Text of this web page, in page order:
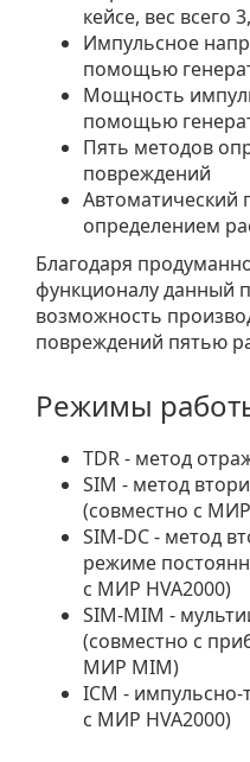
кейсе, вес всего
Импульсное
помощью
Мощность
помощью
Пять методов
повреждений
Автоматический
определением
Благодаря
функционалу данный
возможность
повреждений пятью
Режимы
TDR - метод
SIM - метод
(совместно с
SIM-DC - метод
режиме
с МИР HVA2000)
SIM-MIM -
(совместно с
МИР MIM)
ICM -
с МИР HVA2000)